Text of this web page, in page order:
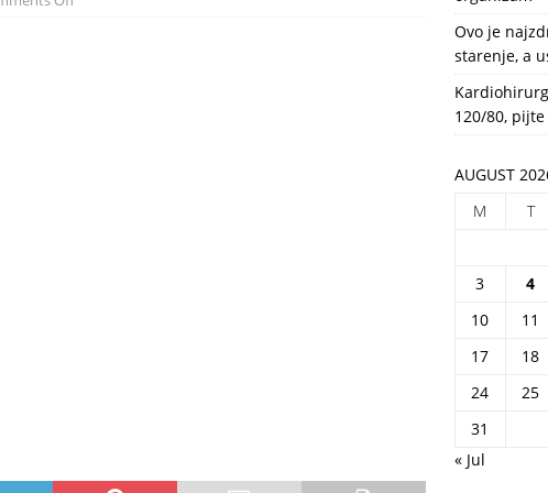
Ovo je
starenje, a
120/80,
AUGUST
M
T
3
4
10
11
17
18
24
25
31
« Jul